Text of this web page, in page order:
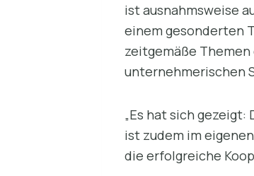
ist ausnahmsweise
einem gesonderten
zeitgemäße Themen
unternehmerischen
„Es hat sich
ist zudem im
die erfolgreiche